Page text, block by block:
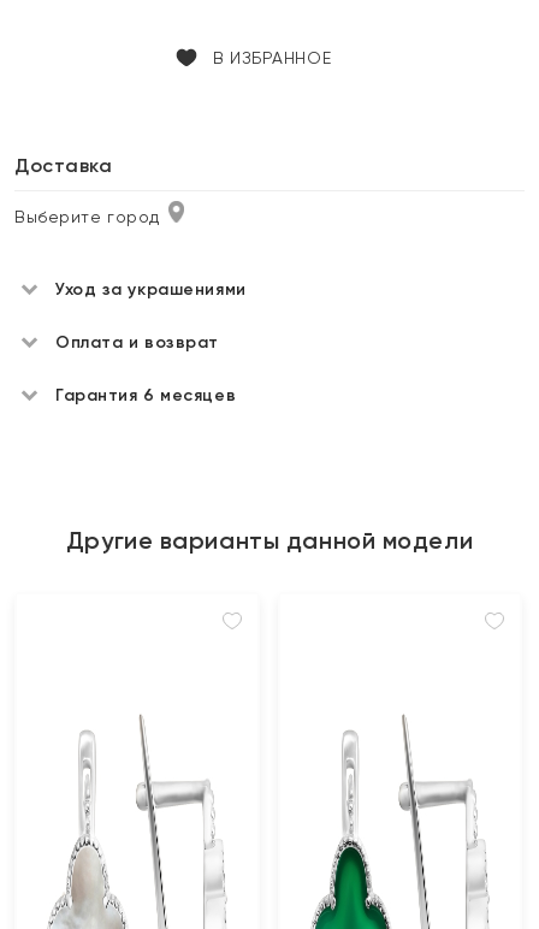
В ИЗБРАННОЕ
Доставка
Выберите город
Уход за украшениями
Оплата и возврат
Гарантия 6 месяцев
Другие варианты данной модели